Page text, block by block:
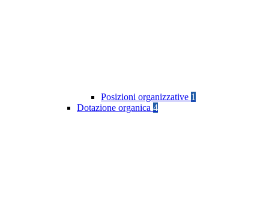
Posizioni organizzative 1
Dotazione organica 4